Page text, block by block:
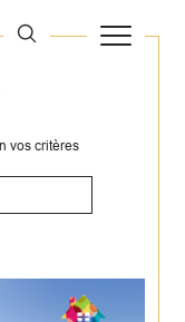
vos critères